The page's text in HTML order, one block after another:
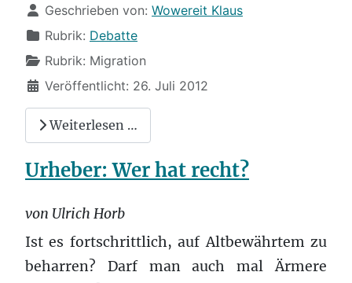
Details
Geschrieben von: Wowereit Klaus
Rubrik: Debatte
Rubrik: Migration
Veröffentlicht: 26. Juli 2012
Weiterlesen …
Urheber: Wer hat recht?
von Ulrich Horb
Ist es fortschrittlich, auf Altbewährtem zu
beharren? Darf man auch mal Ärmere